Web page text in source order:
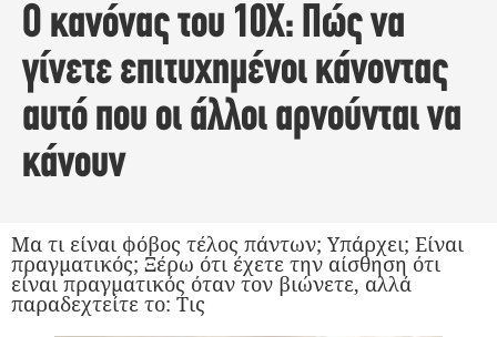
Ο κανόνας του 10Χ: Πώς να
γίνετε επιτυχημένοι κάνοντας
αυτό που οι άλλοι αρνούνται να
κάνουν
Μα τι είναι φόβος τέλος πάντων; Υπάρχει; Είναι
πραγματικός; Ξέρω ότι έχετε την αίσθηση ότι
είναι πραγματικός όταν τον βιώνετε, αλλά
παραδεχτείτε το: Τις